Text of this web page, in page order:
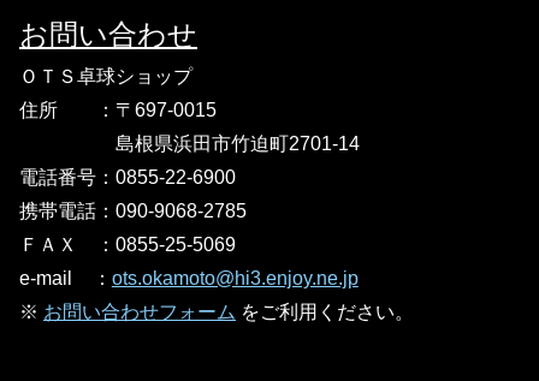
お問い合わせ
ＯＴＳ卓球ショップ
住所 ：〒697-0015
島根県浜田市竹迫町2701-14
電話番号：0855-22-6900
携帯電話：090-9068-2785
ＦＡＸ
： 0855-25-5069
e-mail
： ots.okamoto@hi3.enjoy.ne.jp
※ お問い合わせフォーム をご利用ください。